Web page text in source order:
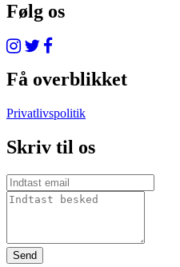
Følg os
Få overblikket
Privatlivspolitik
Skriv til os